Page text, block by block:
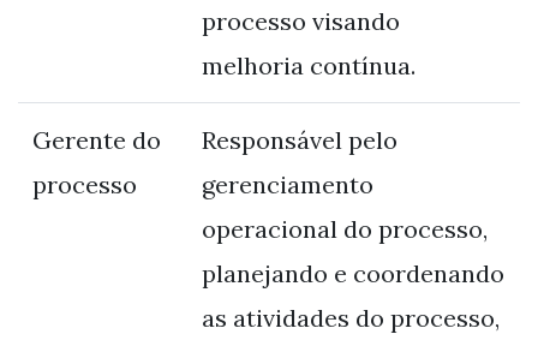
processo visando
melhoria contínua.
Gerente do
processo
Responsável pelo
gerenciamento
operacional do processo,
planejando e coordenando
as atividades do processo,